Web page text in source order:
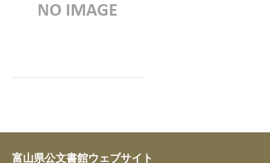
富山県公文書館ウェブサイト